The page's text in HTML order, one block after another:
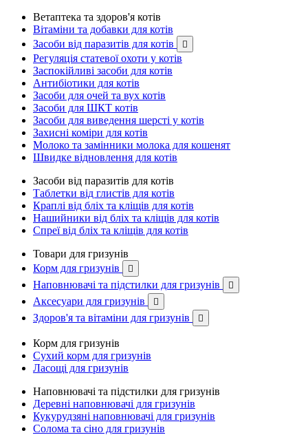
Ветаптека та здоров'я котів
Вітаміни та добавки для котів
Засоби від паразитів для котів

Регуляція статевої охоти у котів
Заспокійливі засоби для котів
Антибіотики для котів
Засоби для очей та вух котів
Засоби для ШКТ котів
Засоби для виведення шерсті у котів
Захисні коміри для котів
Молоко та замінники молока для кошенят
Швидке відновлення для котів
Засоби від паразитів для котів
Таблетки від глистів для котів
Краплі від бліх та кліщів для котів
Нашийники від бліх та кліщів для котів
Спреї від бліх та кліщів для котів
Товари для гризунів
Корм для гризунів

Наповнювачі та підстилки для гризунів 
Аксесуари для гризунів 
Здоров'я та вітаміни для гризунів 
Корм для гризунів
Сухий корм для гризунів
Ласощі для гризунів
Наповнювачі та підстилки для гризунів
Деревні наповнювачі для гризунів
Кукурудзяні наповнювачі для гризунів
Солома та сіно для гризунів